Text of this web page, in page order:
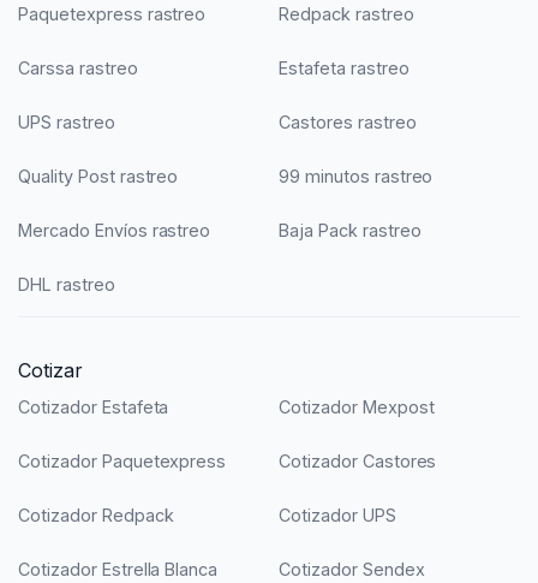
Paquetexpress rastreo Redpack rastreo
Carssa rastreo Estafeta rastreo
UPS rastreo Castores rastreo
Quality Post rastreo 99 minutos rastreo
Mercado Envíos rastreo Baja Pack rastreo
DHL rastreo
Cotizar
Cotizador Estafeta Cotizador Mexpost
Cotizador Paquetexpress Cotizador Castores
Cotizador Redpack Cotizador UPS
Cotizador Estrella Blanca Cotizador Sendex